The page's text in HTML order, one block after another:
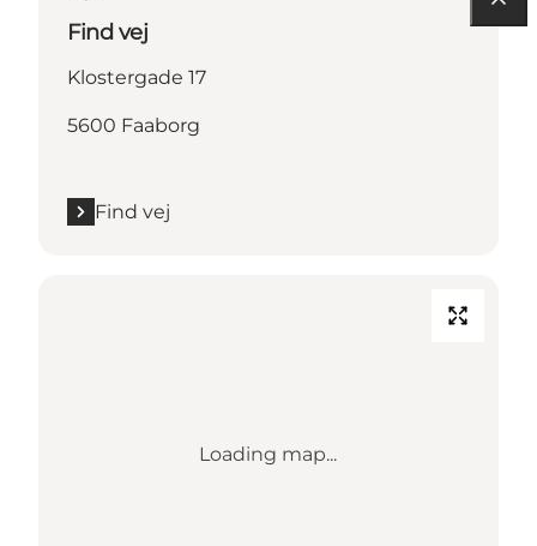
Find vej
Klostergade 17
5600 Faaborg
Find vej
Loading map...